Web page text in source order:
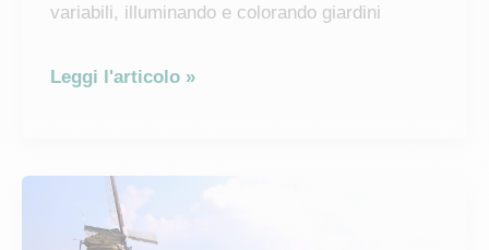
variabili, illuminando e colorando giardini
Tutto
bonsai,
l’albero
Leggi l'articolo »